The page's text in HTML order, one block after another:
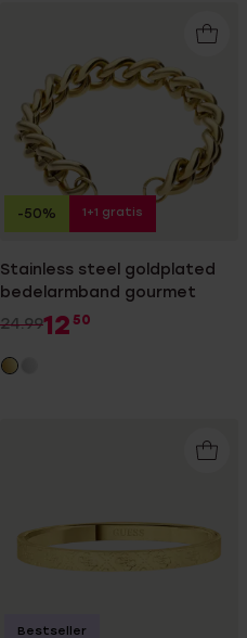
Stainless steel goldplated
bedelarmband gourmet
24.9912 50
-50% 1+1 gratis
Bestseller